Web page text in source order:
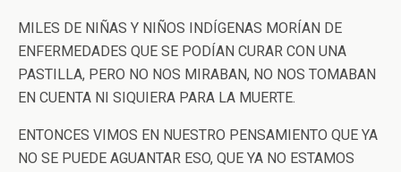
MILES DE NIÑAS Y NIÑOS INDÍGENAS MORÍAN DE
ENFERMEDADES QUE SE PODÍAN CURAR CON UNA
PASTILLA, PERO NO NOS MIRABAN, NO NOS TOMABAN
EN CUENTA NI SIQUIERA PARA LA MUERTE.
ENTONCES VIMOS EN NUESTRO PENSAMIENTO QUE YA
NO SE PUEDE AGUANTAR ESO, QUE YA NO ESTAMOS